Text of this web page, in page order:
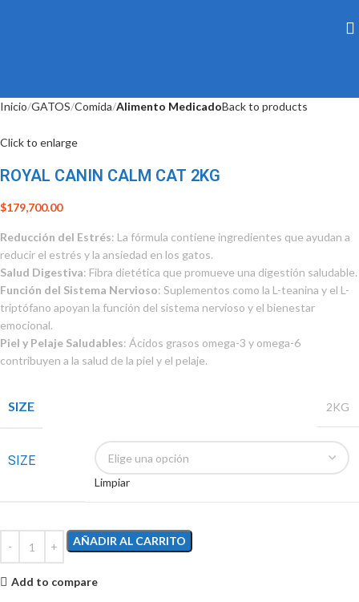
Inicio GATOS Comida Alimento MedicadoBack to products
Click to enlarge
ROYAL CANIN CALM CAT 2KG
$179,700.00
Reducción del Estrés: La fórmula contiene ingredientes que ayudan a
reducir el estrés y la ansiedad en los gatos.
Salud Digestiva: Fibra dietética que promueve una digestión saludable.
Función del Sistema Nervioso: Suplementos como la L-teanina y el L-
triptófano apoyan la función del sistema nervioso y el bienestar
emocional.
Piel y Pelaje Saludables: Ácidos grasos omega-3 y omega-6
contribuyen a la salud de la piel y el pelaje.
SIZE 2KG
SIZE
Limpiar
AÑADIR AL CARRITO
Add to compare